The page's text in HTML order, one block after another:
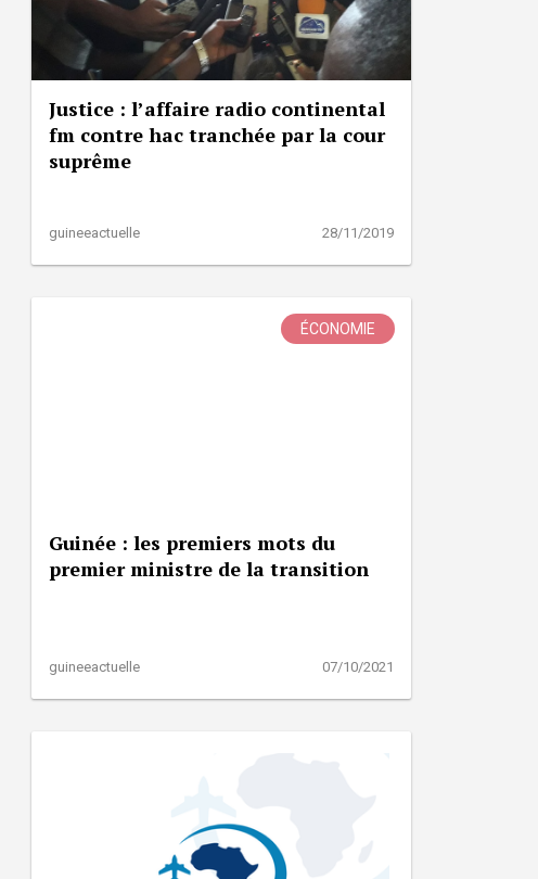
Justice : l’affaire radio continental
fm contre hac tranchée par la cour
suprême
guineeactuelle 28/11/2019
ÉCONOMIE
Guinée : les premiers mots du
premier ministre de la transition
guineeactuelle 07/10/2021